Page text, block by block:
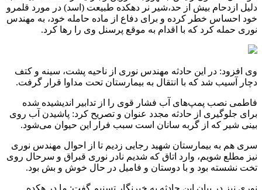
دلیل ازدحام بیش از حد،شیر نر دهکده طبیعت (اسد) در مورد قلمرو
خود احساس خطر کرده و برای دفاع از ماده حامله خود، به مهندس
نوری حمله کرد که با اقدام به موقع پرسنل وی را رها کرد.
وی افزود: در این حادثه مهندس نوری از ناحیه پشت، سینه و کتف
دچار آسیب شد که با انتقال به بیمارستان تحت مداوا قرار گرفت.
فاطمی نصب پمپ‌های آب فشار قوی را از تدابیر اندیشیده شده
برای جلوگیری از حادثه مجدد عنوان و تصریح کرد: پاشیدن آب روی
بینی شیر که از گربه سانان است سبب فرار این حیوان می‌شود.
سری هم به بیمارستان شهید رجایی زدیم تا از احوال مهندس نوری
نیز مطلع شویم، وارد اتاق که شدیم نادر نوری قبراق و سرحال روی
تخت نشسته بود و با دوستان و فامیل در حال خوش و بش بود.